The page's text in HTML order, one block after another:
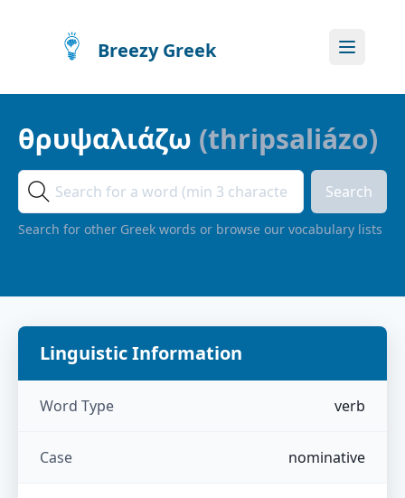
Breezy Greek
θρυψαλιάζω (thripsaliázo)
Search
Search for other Greek words or browse our vocabulary lists
Linguistic Information
Word Type verb
Case nominative